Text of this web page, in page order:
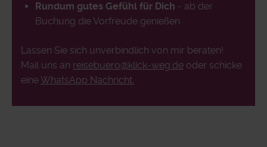
Rundum gutes Gefühl für Dich - ab der
Buchung die Vorfreude genießen
Lassen Sie sich unverbindlich von mir beraten!
Mail uns an reisebuero@klick-weg.de oder schicke
eineWhatsApp Nachricht.